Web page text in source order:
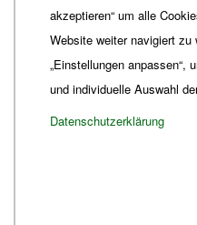
akzeptieren“ um alle
Website weiter navigiert
„Einstellungen anpassen“,
und individuelle Auswahl
Datenschutzerklärung